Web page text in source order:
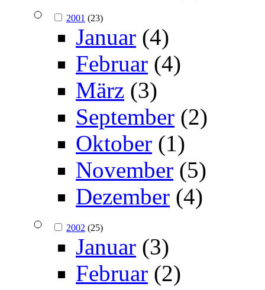
2001 (23)
Januar (4)
Februar (4)
März (3)
September (2)
Oktober (1)
November (5)
Dezember (4)
2002 (25)
Januar (3)
Februar (2)